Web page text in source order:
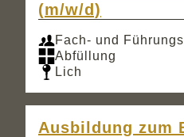
(m/w/d)
Fach- und
Abfüllung
Lich
Ausbildung zum